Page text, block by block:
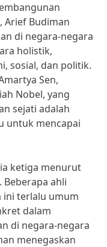
Arief Budiman
di negara-negara
holistik,
sosial, dan politik.
Sen,
Nobel, yang
sejati adalah
untuk mencapai
ketiga menurut
ahli
ini terlalu umum
dalam
di negara-negara
menegaskan